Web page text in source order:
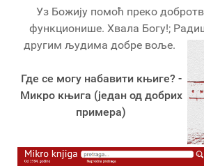
Уз Божију помоћ преко
функционише. Хвала Богу!;
другим људима добре воље.
Где се могу набавити књиге? -
Микро књига (један од добрих
примера)